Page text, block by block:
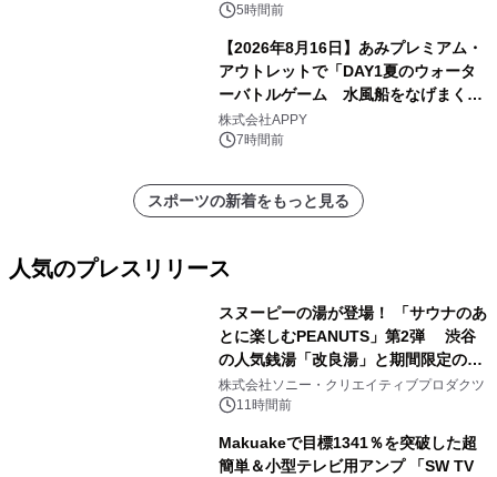
5時間前
【2026年8月16日】あみプレミアム・
アウトレットで「DAY1夏のウォータ
ーバトルゲーム 水風船をなげまくろ
う！」を開催
株式会社APPY
7時間前
スポーツの新着をもっと見る
人気のプレスリリース
スヌーピーの湯が登場！ 「サウナのあ
とに楽しむPEANUTS」第2弾 渋谷
の人気銭湯「改良湯」と期間限定のコ
ラボレーション サウナイキタイコラ
ボグッズも発売決定！
株式会社ソニー・クリエイティブプロダクツ
11時間前
Makuakeで目標1341％を突破した超
簡単＆小型テレビ用アンプ 「SW TV